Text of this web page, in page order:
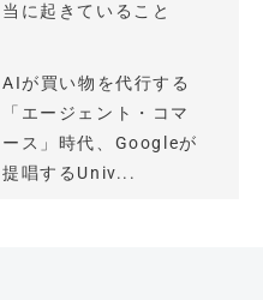
当に起きていること
AIが買い物を代行する
「エージェント・コマ
ース」時代、Googleが
提唱するUniv...